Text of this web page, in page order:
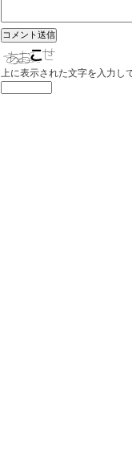
上に表示された文字を入力し